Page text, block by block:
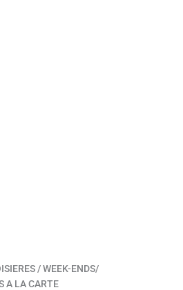
/ WEEK-ENDS/
A LA CARTE